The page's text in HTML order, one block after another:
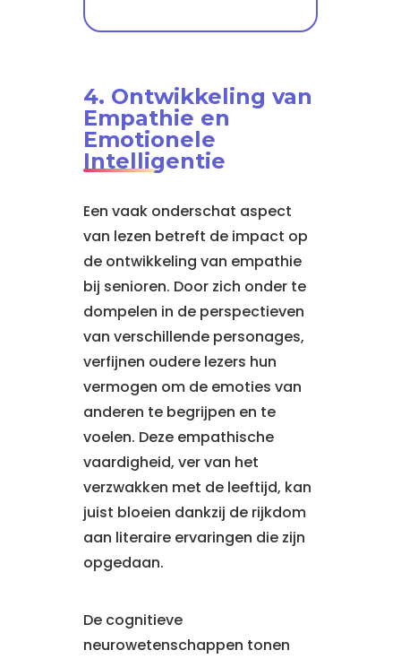
4. Ontwikkeling van
Empathie en
Emotionele
Intelligentie
Een vaak onderschat aspect
van lezen betreft de impact op
de ontwikkeling van empathie
bij senioren. Door zich onder te
dompelen in de perspectieven
van verschillende personages,
verfijnen oudere lezers hun
vermogen om de emoties van
anderen te begrijpen en te
voelen. Deze empathische
vaardigheid, ver van het
verzwakken met de leeftijd, kan
juist bloeien dankzij de rijkdom
aan literaire ervaringen die zijn
opgedaan.
De cognitieve
neurowetenschappen tonen